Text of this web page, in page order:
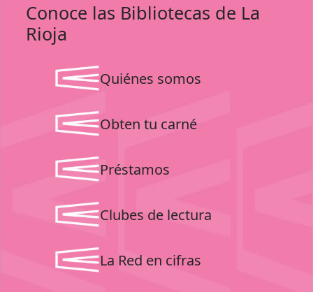
Conoce las Bibliotecas de La
Rioja
Quiénes somos
Obten tu carné
Préstamos
Clubes de lectura
La Red en cifras